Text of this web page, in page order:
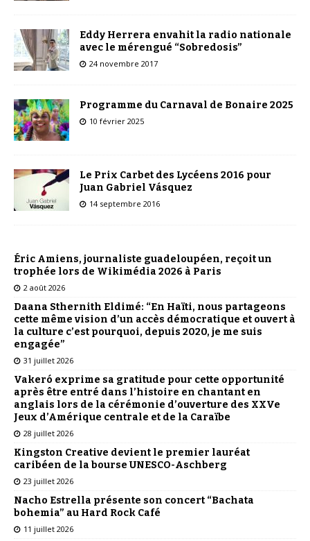
Eddy Herrera envahit la radio nationale
avec le mérengué “Sobredosis”
24 novembre 2017
Programme du Carnaval de Bonaire 2025
10 février 2025
Le Prix Carbet des Lycéens 2016 pour
Juan Gabriel Vásquez
14 septembre 2016
Éric Amiens, journaliste guadeloupéen, reçoit un
trophée lors de Wikimédia 2026 à Paris
2 août 2026
Daana Sthernith Eldimé: “En Haïti, nous partageons
cette même vision d’un accès démocratique et ouvert à
la culture c’est pourquoi, depuis 2020, je me suis
engagée”
31 juillet 2026
Vakeró exprime sa gratitude pour cette opportunité
après être entré dans l’histoire en chantant en
anglais lors de la cérémonie d’ouverture des XXVe
Jeux d’Amérique centrale et de la Caraïbe
28 juillet 2026
Kingston Creative devient le premier lauréat
caribéen de la bourse UNESCO-Aschberg
23 juillet 2026
Nacho Estrella présente son concert “Bachata
bohemia” au Hard Rock Café
11 juillet 2026